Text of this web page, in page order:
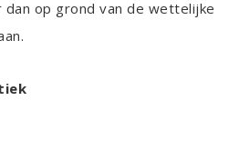
dan op grond van de wettelijke